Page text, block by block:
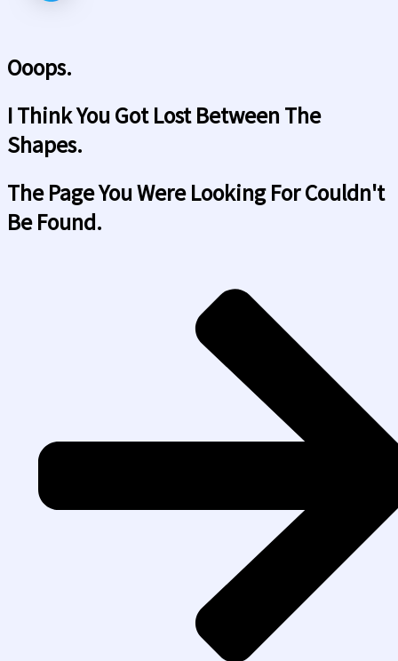
Ooops.
I Think You Got Lost Between The
Shapes.
The Page You Were Looking For Couldn't
Be Found.